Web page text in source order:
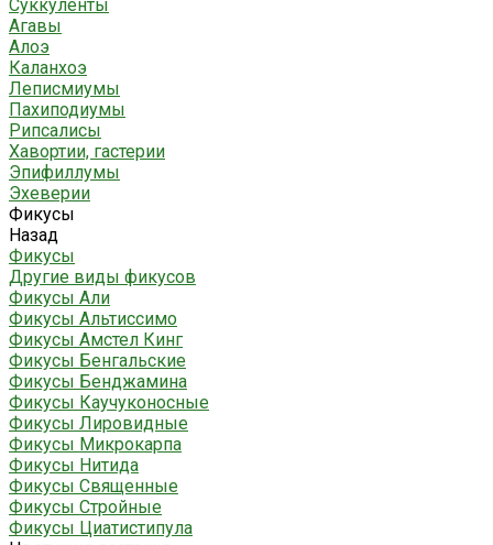
Суккуленты
Агавы
Алоэ
Каланхоэ
Леписмиумы
Пахиподиумы
Рипсалисы
Хавортии, гастерии
Эпифиллумы
Эхеверии
Фикусы
Назад
Фикусы
Другие виды фикусов
Фикусы Али
Фикусы Альтиссимо
Фикусы Амстел Кинг
Фикусы Бенгальские
Фикусы Бенджамина
Фикусы Каучуконосные
Фикусы Лировидные
Фикусы Микрокарпа
Фикусы Нитида
Фикусы Священные
Фикусы Стройные
Фикусы Циатистипула